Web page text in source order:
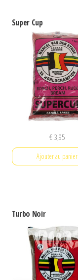
Super Cup
€3,95
Ajouter au panier
Turbo Noir